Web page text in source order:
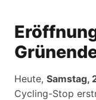
Heute, Samstag,
Cycling-Stop